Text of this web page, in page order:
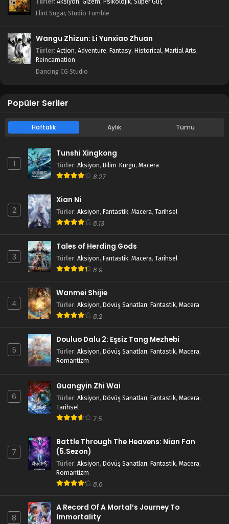
Flint Sugar, Studio Tumble
Wangu Zhizun: Li Yunxiao Zhuan
Türler: Action, Adventure, Fantasy, Historical, Martial Arts,
Reincarnation
Dancing CG Studio
Popüler Seriler
Haftalık Aylık Tümü
1
Tunshi Xingkong
Türler: Aksiyon, Bilim-Kurgu, Macera
8.27
2
Xian Ni
Türler: Aksiyon, Fantastik, Macera, Tarihsel
8.13
3
Tales of Herding Gods
Türler: Aksiyon, Fantastik, Macera, Tarihsel
8.9
4
Wanmei Shijie
Türler: Aksiyon, Dövüş Sanatları, Fantastik, Macera
8.2
5
Douluo Dalu 2: Eşsiz Tang Mezhebi
Türler: Aksiyon, Dövüş Sanatları, Fantastik, Macera,
Romantizm
6
Guangyin Zhi Wai
Türler: Aksiyon, Dövüş Sanatları, Fantastik, Macera,
Tarihsel
7.5
7
Battle Through The Heavens: Nian Fan
(5.Sezon)
Türler: Aksiyon, Dövüş Sanatları, Fantastik, Macera,
Romantizm
8.6
8
A Record Of A Mortal’s Journey To
Immortality